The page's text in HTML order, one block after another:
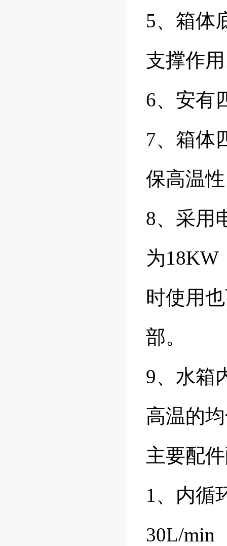
5、箱体
支撑作
6、安有
7、箱体
保高温
8、采用
为18KW
时使用
部。
9、水箱
高温的
主要配
1、内循
30L/min